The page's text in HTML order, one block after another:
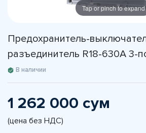
Tap or pinch to expand
Предохранитель-
разъединитель R18-630A 3-
В наличии
1 262 000 сум
(цена без НДС)